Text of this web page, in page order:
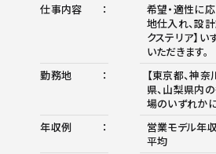
仕事内容
希望・適性に
地仕入れ、設計
クステリア】
いただきます。
勤務地
【東京都、神
県、山梨県内
場のいずれか
年収例
営業モデル
平均